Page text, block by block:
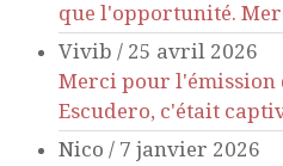
que l'opportunité.
Vivib / 25 avril 2026
Merci pour l'émission
Escudero, c'était
Nico / 7 janvier 2026